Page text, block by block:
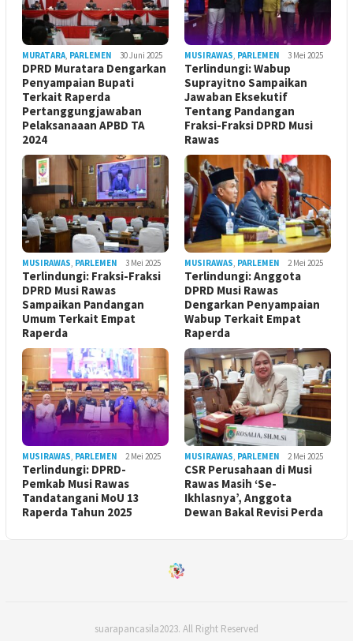
MURATARA, PARLEMEN 30 Juni 2025
DPRD Muratara Dengarkan
Penyampaian Bupati
Terkait Raperda
Pertanggungjawaban
Pelaksanaaan APBD TA
2024
MUSIRAWAS, PARLEMEN 3 Mei 2025
Terlindungi: Wabup
Suprayitno Sampaikan
Jawaban Eksekutif
Tentang Pandangan
Fraksi-Fraksi DPRD Musi
Rawas
MUSIRAWAS, PARLEMEN 3 Mei 2025
Terlindungi: Fraksi-Fraksi
DPRD Musi Rawas
Sampaikan Pandangan
Umum Terkait Empat
Raperda
MUSIRAWAS, PARLEMEN 2 Mei 2025
Terlindungi: Anggota
DPRD Musi Rawas
Dengarkan Penyampaian
Wabup Terkait Empat
Raperda
MUSIRAWAS, PARLEMEN 2 Mei 2025
Terlindungi: DPRD-
Pemkab Musi Rawas
Tandatangani MoU 13
Raperda Tahun 2025
MUSIRAWAS, PARLEMEN 2 Mei 2025
CSR Perusahaan di Musi
Rawas Masih ‘Se-
Ikhlasnya’, Anggota
Dewan Bakal Revisi Perda ‎
suarapancasila2023. All Right Reserved